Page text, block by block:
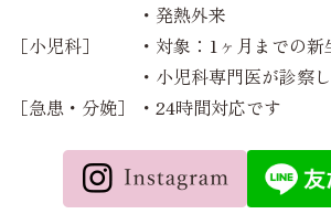
・発熱外来
［小児科］
・対象：1ヶ月までの新
・小児科専門医が診察
［急患・分娩］
・24時間対応です